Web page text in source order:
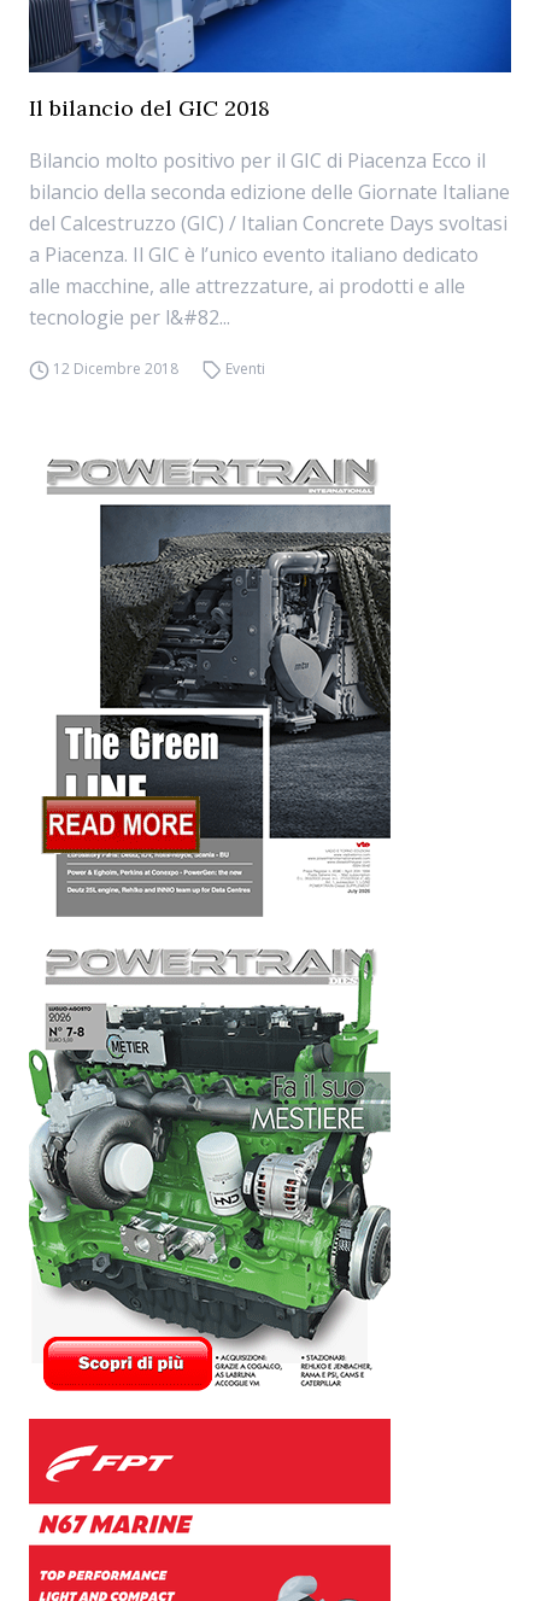
Il bilancio del GIC 2018
Bilancio molto positivo per il GIC di Piacenza Ecco il
bilancio della seconda edizione delle Giornate Italiane
del Calcestruzzo (GIC) / Italian Concrete Days svoltasi
a Piacenza. Il GIC è l’unico evento italiano dedicato
alle macchine, alle attrezzature, ai prodotti e alle
tecnologie per l&#82...
12 Dicembre 2018 Eventi